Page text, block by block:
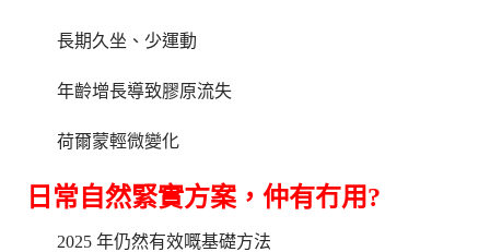
長期久坐、少運動
年齡增長導致膠原流失
荷爾蒙輕微變化
日常自然緊實方案，仲有冇用?
2025 年仍然有效嘅基礎方法